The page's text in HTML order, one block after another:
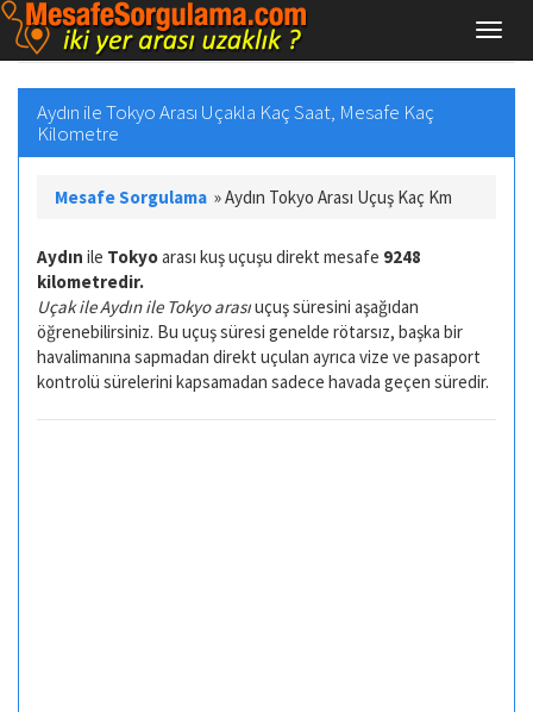
Aydın ile Tokyo Arası Uçakla Kaç Saat, Mesafe Kaç
Kilometre
Mesafe Sorgulama »Aydın Tokyo Arası Uçuş Kaç Km
Aydın ile Tokyoarası kuş uçuşu direkt mesafe 9248
kilometredir.
Uçak ile Aydın ile Tokyo arasıuçuş süresini aşağıdan
öğrenebilirsiniz. Bu uçuş süresi genelde rötarsız, başka bir
havalimanına sapmadan direkt uçulan ayrıca vize ve pasaport
kontrolü sürelerini kapsamadan sadece havada geçen süredir.